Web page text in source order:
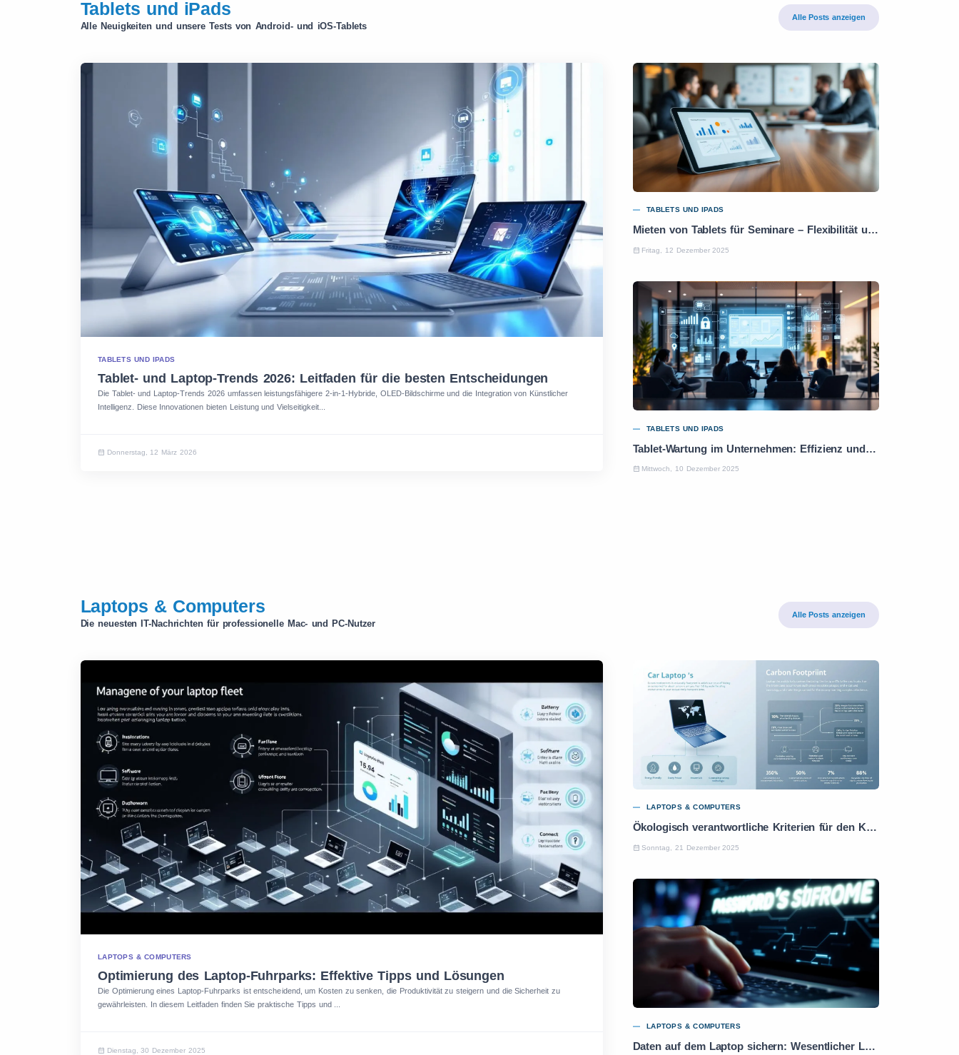
Tablets und iPads
Alle Neuigkeiten und unsere Tests von Android- und iOS-Tablets
Alle Posts anzeigen
TABLETS UND IPADS
Tablet- und Laptop-Trends 2026: Leitfaden für die besten Entscheidungen
Die Tablet- und Laptop-Trends 2026 umfassen leistungsfähigere 2-in-1-Hybride, OLED-Bildschirme und die Integration von Künstlicher
Intelligenz. Diese Innovationen bieten Leistung und Vielseitigkeit...
Donnerstag, 12 März 2026
TABLETS UND IPADS
Mieten von Tablets für Seminare – Flexibilität und Leistung
Fritag, 12 Dezember 2025
TABLETS UND IPADS
Tablet-Wartung im Unternehmen: Effizienz und Produktivität optimieren
Mittwoch, 10 Dezember 2025
Laptops & Computers
Die neuesten IT-Nachrichten für professionelle Mac- und PC-Nutzer
Alle Posts anzeigen
LAPTOPS & COMPUTERS
Optimierung des Laptop-Fuhrparks: Effektive Tipps und Lösungen
Die Optimierung eines Laptop-Fuhrparks ist entscheidend, um Kosten zu senken, die Produktivität zu steigern und die Sicherheit zu
gewährleisten. In diesem Leitfaden finden Sie praktische Tipps und ...
Dienstag, 30 Dezember 2025
LAPTOPS & COMPUTERS
Ökologisch verantwortliche Kriterien für den Kauf eines Laptops: Praktischer Leitfaden
Sonntag, 21 Dezember 2025
LAPTOPS & COMPUTERS
Daten auf dem Laptop sichern: Wesentlicher Leitfaden in 5 Schritten